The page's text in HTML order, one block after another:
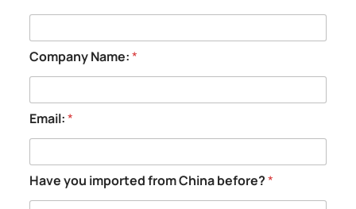
Company Name:*
Email:*
p
l
a
Have you imported from China before?*